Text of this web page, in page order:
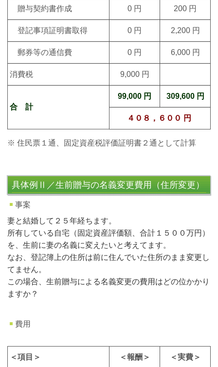
贈与契約書作成 0 円 200 円
登記事項証明書取得 0 円 2,200 円
郵券等の通信費 0 円 6,000 円
消費税 9,000 円
合 計
99,000 円 309,600 円
４０８，６００ 円
※ 住民票１通、固定資産税評価証明書２通として計算
具体例Ⅱ／生前贈与の名義変更費用（住所変更）
事案
妻と結婚して２５年経ちます。
所有している自宅（固定資産評価額、合計１５００万円）
を、生前に妻の名義に変えたいと考えてます。
なお、登記簿上の住所は前に住んでいた住所のまま変更し
てません。
この場合、生前贈与による名義変更の費用はどの位かかり
ますか？
費用
＜項目＞ ＜報酬＞ ＜実費＞